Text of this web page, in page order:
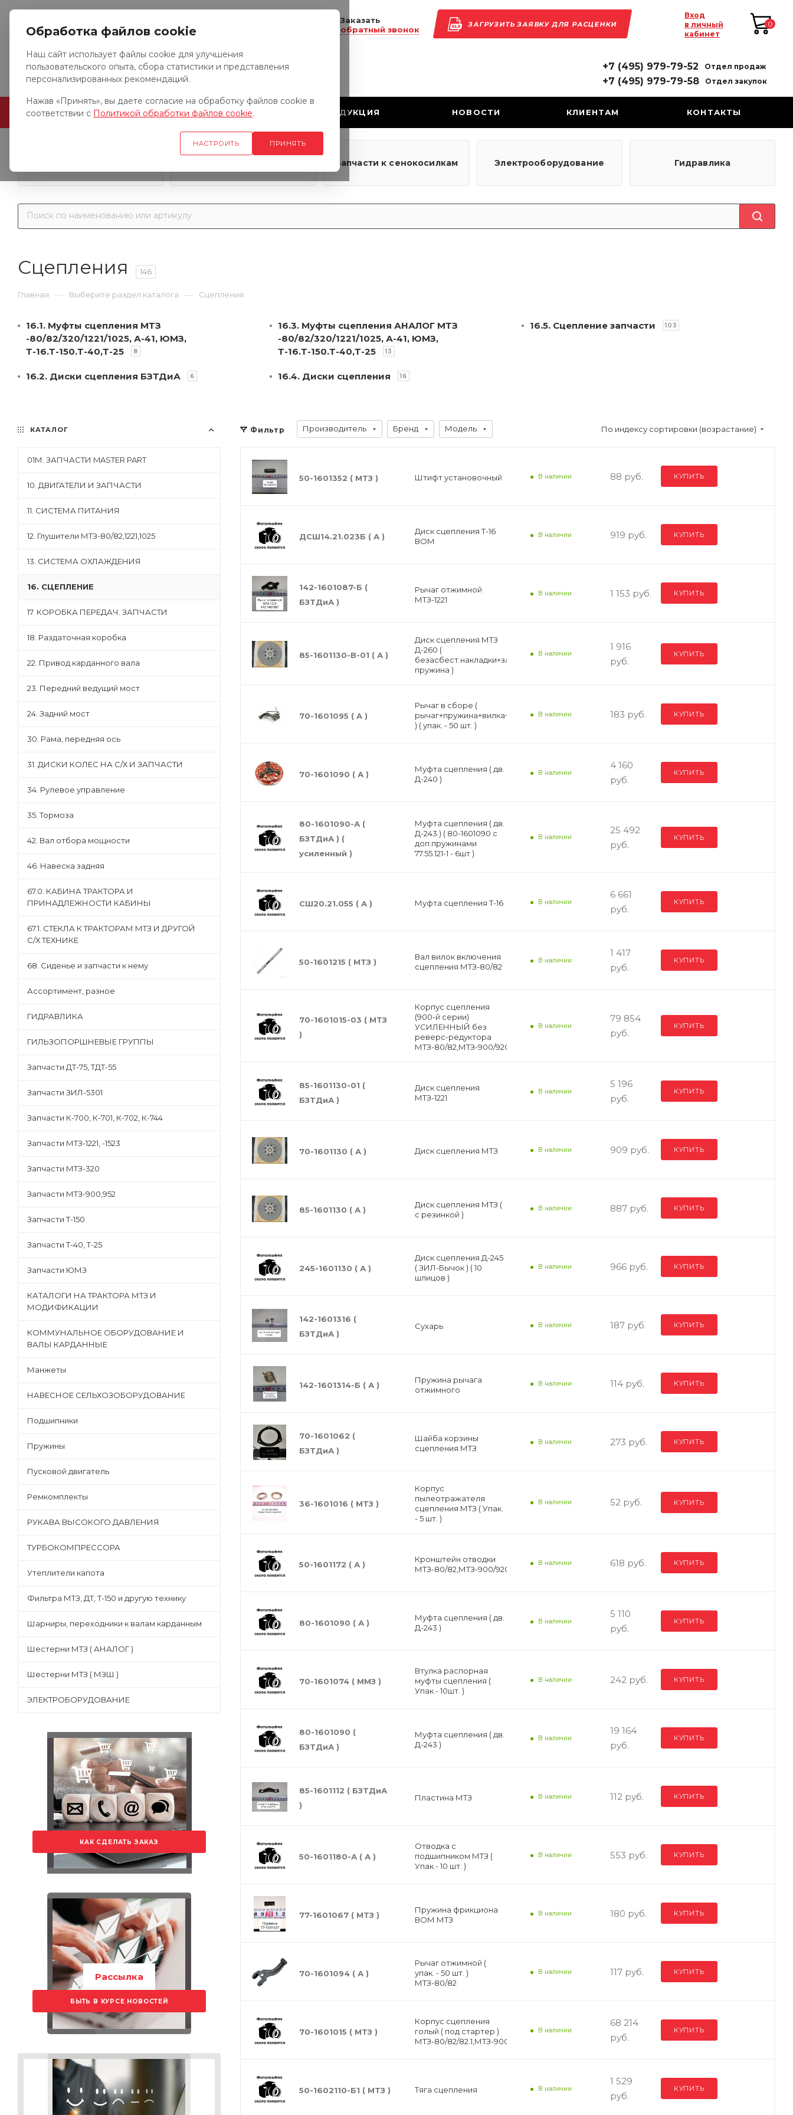
0
Вход
в личный
кабинет
ЗАГРУЗИТЬ ЗАЯВКУ ДЛЯ РАСЦЕНКИ
Заказать
обратный звонок
+7 (495) 979-79-52 Отдел продаж
+7 (495) 979-79-58 Отдел закупок
ГЛАВНАЯ О КОМПАНИИ ПРОДУКЦИЯ НОВОСТИ КЛИЕНТАМ КОНТАКТЫ
Запчасти к грузовым
Запчасти к сенокосилкам Электрооборудование Гидравлика
Сцепления 146
Главная — Выберите раздел каталога — Сцепления
16.1. Муфты сцепления МТЗ
-80/82/320/1221/1025, А-41, ЮМЗ,
Т-16.Т-150.Т-40,Т-25
8
16.2. Диски сцепления БЗТДиА 6
16.3. Муфты сцепления АНАЛОГ МТЗ
-80/82/320/1221/1025, А-41, ЮМЗ,
Т-16.Т-150.Т-40,Т-25
13
16.4. Диски сцепления 16
16.5. Сцепление запчасти 103
Фильтр Производитель Бренд Модель По индексу сортировки (возрастание)
50-1601352 ( МТЗ ) Штифт установочный В наличии 88 руб. КУПИТЬ
ДСШ14.21.023Б ( А )
Диск сцепления Т-16
ВОМ
В наличии 919 руб. КУПИТЬ
142-1601087-Б (
БЗТДиА )
Рычаг отжимной
МТЗ-1221
В наличии 1 153 руб. КУПИТЬ
85-1601130-В-01 ( А )
Диск сцепления МТЗ
Д-260 (
безасбест.накладки+закрытая
пружина )
В наличии
1 916
руб.
КУПИТЬ
70-1601095 ( A )
Рычаг в сборе (
рычаг+пружина+вилка+гайка
) ( упак. - 50 шт. )
В наличии 183 руб. КУПИТЬ
70-1601090 ( А )
Муфта сцепления ( дв.
Д-240 )
В наличии
4 160
руб.
КУПИТЬ
80-1601090-А (
БЗТДиА ) (
усиленный )
Муфта сцепления ( дв.
Д-243 ) ( 80-1601090 с
доп.пружинами
77.55.121-1 - 6шт )
В наличии
25 492
руб.
КУПИТЬ
СШ20.21.055 ( А ) Муфта сцепления Т-16 В наличии
6 661
руб.
КУПИТЬ
50-1601215 ( МТЗ )
Вал вилок включения
сцепления МТЗ-80/82
В наличии
1 417
руб.
КУПИТЬ
70-1601015-03 ( МТЗ
)
Корпус сцепления
(900-й серии)
УСИЛЕННЫЙ без
реверс-редуктора
МТЗ-80/82,МТЗ-900/920/952
В наличии
79 854
руб.
КУПИТЬ
85-1601130-01 (
БЗТДиА )
Диск сцепления
МТЗ-1221
В наличии
5 196
руб.
КУПИТЬ
70-1601130 ( А ) Диск сцепления МТЗ В наличии 909 руб. КУПИТЬ
85-1601130 ( А )
Диск сцепления МТЗ (
с резинкой )
В наличии 887 руб. КУПИТЬ
245-1601130 ( А )
Диск сцепления Д-245
( ЗИЛ-Бычок ) ( 10
шлицов )
В наличии 966 руб. КУПИТЬ
142-1601316 (
БЗТДиА )
Сухарь В наличии 187 руб. КУПИТЬ
142-1601314-Б ( А )
Пружина рычага
отжимного
В наличии 114 руб. КУПИТЬ
70-1601062 (
БЗТДиА )
Шайба корзины
сцепления МТЗ
В наличии 273 руб. КУПИТЬ
36-1601016 ( МТЗ )
Корпус
пылеотражателя
сцепления МТЗ ( Упак.
- 5 шт. )
В наличии 52 руб. КУПИТЬ
50-1601172 ( А )
Кронштейн отводки
МТЗ-80/82,МТЗ-900/920/952
В наличии 618 руб. КУПИТЬ
80-1601090 ( А )
Муфта сцепления ( дв.
Д-243 )
В наличии
5 110
руб.
КУПИТЬ
70-1601074 ( ММЗ )
Втулка распорная
муфты сцепления (
Упак.- 10шт. )
В наличии 242 руб. КУПИТЬ
80-1601090 (
БЗТДиА )
Муфта сцепления ( дв.
Д-243 )
В наличии
19 164
руб.
КУПИТЬ
85-1601112 ( БЗТДиА
)
Пластина МТЗ В наличии 112 руб. КУПИТЬ
50-1601180-А ( А )
Отводка с
подшипником МТЗ (
Упак.- 10 шт. )
В наличии 553 руб. КУПИТЬ
77-1601067 ( МТЗ )
Пружина фрикциона
ВОМ МТЗ
В наличии 180 руб. КУПИТЬ
70-1601094 ( А )
Рычаг отжимной (
упак. - 50 шт. )
МТЗ-80/82
В наличии 117 руб. КУПИТЬ
70-1601015 ( МТЗ )
Корпус сцепления
голый ( под стартер )
МТЗ-80/82/82.1,МТЗ-900/920/950
В наличии
68 214
руб.
КУПИТЬ
50-1602110-Б1 ( МТЗ ) Тяга сцепления В наличии
1 529
руб.
КУПИТЬ
КАТАЛОГ
01М. ЗАПЧАСТИ MASTER PART
10. ДВИГАТЕЛИ И ЗАПЧАСТИ
11. СИСТЕМА ПИТАНИЯ
12. Глушители МТЗ-80/82,1221,1025
13. СИСТЕМА ОХЛАЖДЕНИЯ
16. СЦЕПЛЕНИЕ
17. КОРОБКА ПЕРЕДАЧ. ЗАПЧАСТИ
18. Раздаточная коробка
22. Привод карданного вала
23. Передний ведущий мост
24. Задний мост
30. Рама, передняя ось
31. ДИСКИ КОЛЕС НА С/Х И ЗАПЧАСТИ
34. Рулевое управление
35. Тормоза
42. Вал отбора мощности
46. Навеска задняя
67.0. КАБИНА ТРАКТОРА И
ПРИНАДЛЕЖНОСТИ КАБИНЫ
67.1. СТЕКЛА К ТРАКТОРАМ МТЗ И ДРУГОЙ
С/Х ТЕХНИКЕ
68. Сиденье и запчасти к нему
Ассортимент, разное
ГИДРАВЛИКА
ГИЛЬЗОПОРШНЕВЫЕ ГРУППЫ
Запчасти ДТ-75, ТДТ-55
Запчасти ЗИЛ-5301
Запчасти К-700, К-701, К-702, К-744
Запчасти МТЗ-1221, -1523
Запчасти МТЗ-320
Запчасти МТЗ-900,952
Запчасти Т-150
Запчасти Т-40, Т-25
Запчасти ЮМЗ
КАТАЛОГИ НА ТРАКТОРА МТЗ И
МОДИФИКАЦИИ
КОММУНАЛЬНОЕ ОБОРУДОВАНИЕ И
ВАЛЫ КАРДАННЫЕ
Манжеты
НАВЕСНОЕ СЕЛЬХОЗОБОРУДОВАНИЕ
Подшипники
Пружины
Пусковой двигатель
Ремкомплекты
РУКАВА ВЫСОКОГО ДАВЛЕНИЯ
ТУРБОКОМПРЕССОРА
Утеплители капота
Фильтра МТЗ, ДТ, Т-150 и другую технику
Шарниры, переходники к валам карданным
Шестерни МТЗ ( АНАЛОГ )
Шестерни МТЗ ( МЗШ )
ЭЛЕКТРОБОРУДОВАНИЕ
КАК СДЕЛАТЬ ЗАКАЗ
Рассылка
БЫТЬ В КУРСЕ НОВОСТЕЙ
Обработка файлов cookie
Наш сайт использует файлы cookie для улучшения
пользовательского опыта, сбора статистики и представления
персонализированных рекомендаций.
Нажав «Принять», вы даете согласие на обработку файлов cookie в
соответствии с Политикой обработки файлов cookie.
НАСТРОИТЬ ПРИНЯТЬ